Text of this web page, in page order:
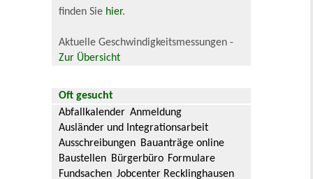
finden Sie hier.
Aktuelle Geschwindigkeitsmessungen -
Zur Übersicht
Oft gesucht
Abfallkalender Anmeldung
Ausländer und Integrationsarbeit
Ausschreibungen Bauanträge online
Baustellen Bürgerbüro Formulare
Fundsachen Jobcenter Recklinghausen